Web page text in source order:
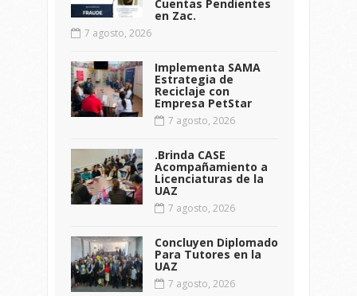
Cuentas Pendientes
en Zac.
7 agosto, 2026
Implementa SAMA
Estrategia de
Reciclaje con
Empresa PetStar
7 agosto, 2026
.Brinda CASE
Acompañamiento a
Licenciaturas de la
UAZ
7 agosto, 2026
Concluyen Diplomado
Para Tutores en la
UAZ
7 agosto, 2026